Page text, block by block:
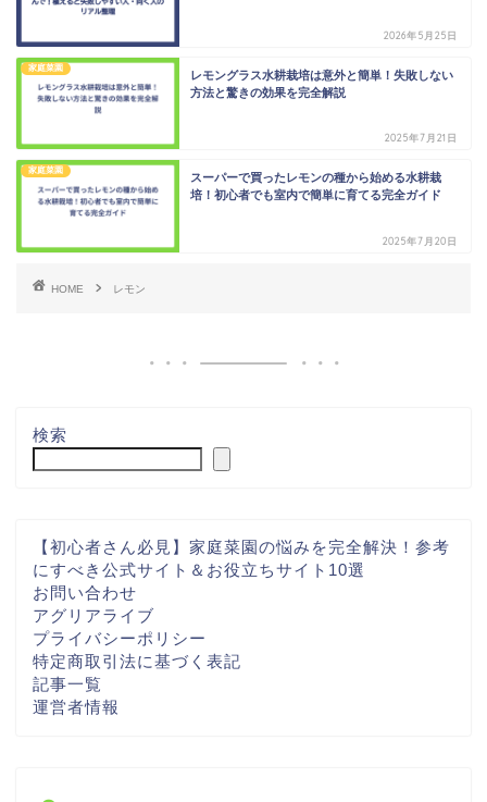
2026年5月25日
家庭菜園
レモングラス水耕栽培は意外と簡単！失敗しない
方法と驚きの効果を完全解説
2025年7月21日
家庭菜園
スーパーで買ったレモンの種から始める水耕栽
培！初心者でも室内で簡単に育てる完全ガイド
2025年7月20日
HOME レモン
検索
【初心者さん必見】家庭菜園の悩みを完全解決！参考
にすべき公式サイト＆お役立ちサイト10選
お問い合わせ
アグリアライブ
プライバシーポリシー
特定商取引法に基づく表記
記事一覧
運営者情報